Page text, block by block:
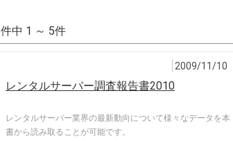
中 1 ～ 5件
2009/11/10
レンタルサーバー調査報告書2010
レンタルサーバー業界の最新動向について様々なデータを本
書から読み取ることが可能です。